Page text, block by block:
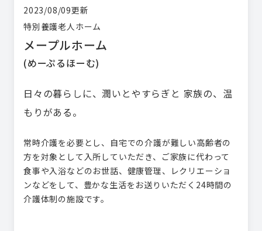
2023/08/09更新
特別養護老人ホーム
メープルホーム
(めーぷるほーむ)
日々の暮らしに、潤いとやすらぎと 家族の、温
もりがある。
常時介護を必要とし、自宅での介護が難しい高齢者の
方を対象として入所していただき、ご家族に代わって
食事や入浴などのお世話、健康管理、レクリエーショ
ンなどをして、豊かな生活をお送りいただく24時間の
介護体制の施設です。